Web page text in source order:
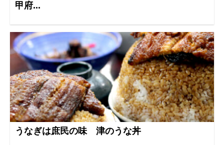
甲府...
うなぎは庶民の味 津のうな丼